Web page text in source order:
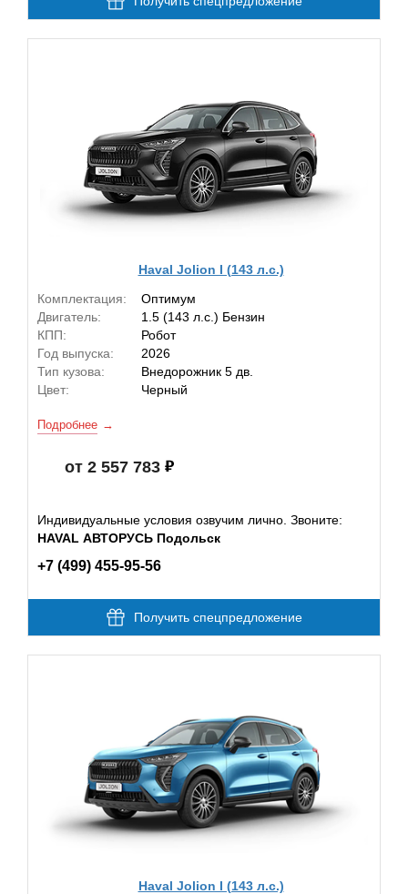
Haval Jolion I (143 л.с.)
Комплектация:
Оптимум
Двигатель:
1.5 (143 л.с.) Бензин
КПП:
Робот
Год выпуска:
2026
Тип кузова:
Внедорожник 5 дв.
Цвет:
Черный
Подробнее
от 2 557 783
Индивидуальные условия озвучим лично. Звоните:
HAVAL АВТОРУСЬ Подольск
+7 (499) 455-95-56
Получить спецпредложение
Haval Jolion I (143 л.с.)